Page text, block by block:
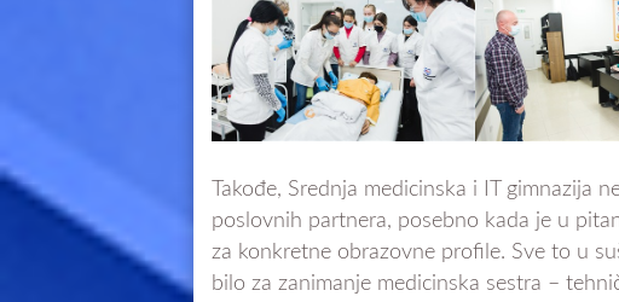
Takođe, Srednja medicinska i IT gimnazija
poslovnih partnera, posebno kada je u
za konkretne obrazovne profile. Sve to u
bilo za zanimanje medicinska sestra –